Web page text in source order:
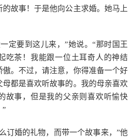
故事！于是他向公主求婚。她马上
要到这儿来，”她说。“那时国王
吃茶！我能跟一位土耳奇人的神结
。不过，请注意，你得准备一个好
母都是喜欢听故事的。我的母亲喜欢
故事，但是我的父亲则喜欢听愉快
”
婚的礼物，而带一个故事来，”他